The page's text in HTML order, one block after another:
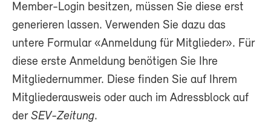
Member-Login besitzen, müssen Sie diese erst
generieren lassen. Verwenden Sie dazu das
untere Formular «Anmeldung für Mitglieder». Für
diese erste Anmeldung benötigen Sie Ihre
Mitgliedernummer. Diese finden Sie auf Ihrem
Mitgliederausweis oder auch im Adressblock auf
der SEV-Zeitung.